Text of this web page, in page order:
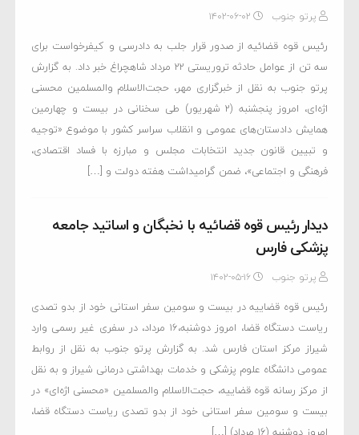
پرتو جنوب ۱۴۰۲-۰۶-۰۲
رئیس قوه قضائیه از صدور قرار جلب به دادرسی و کیفرخواست برای
سه تن از عوامل حادثه تروریستی ۲۲ مرداد شاهچراغ خبر داد. به گزارش
پرتو جنوب به نقل از خبرگزاری مهر، حجت‌الاسلام والمسلمین محسنی
اژه‌ای، امروز پنجشنبه (۲ شهریور) طی سخنانی در بیست و چهارمین
همایش دادستان‌های عمومی و انقلاب سراسر کشور با موضوع «توجیه
و تبیین قانون جدید انتخابات مجلس و مبارزه با فساد اقتصادی،
فرهنگی و اجتماعی»، ضمن گرامیداشت هفته دولت و […]
دیدار رئیس قوه قضائیه با نخبگان و اساتید جامعه
پزشکی فارس
پرتو جنوب ۱۴۰۲-۰۵-۱۶
رئیس قوه قضاییه در بیست ‌و سومین سفر استانی خود از بدو تصدی
ریاست دستگاه قضا، امروز دوشنبه،۱۶ مرداد، در سفری غیر رسمی وارد
شیراز مرکز استان فارس شد. به گزارش پرتو جنوب به نقل از روابط
عمومی دانشگاه علوم پزشکی و خدمات بهداشتی درمانی شیراز و به نقل
از مرکز رسانه قوه قضاییه، حجت‌الاسلام والمسلمین «محسنی اژه‌ای» در
بیست ‌و سومین سفر استانی خود از بدو تصدی ریاست دستگاه قضا،